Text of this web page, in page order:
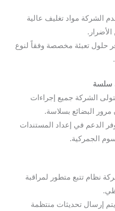
الشركة مواد تغليف عالية
الأضرار.
حلول تعبئة مخصصة وفقاً لنوع
سلسة
الشركة جميع إجراءات
البضائع بسلاسة.
الدعم في إعداد المستندات
الجمركية.
نظام تتبع متطور لمراقبة
إرسال تحديثات منتظمة